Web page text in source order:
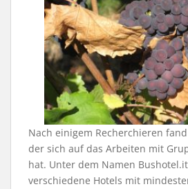
Nach einigem Recherchieren
der sich auf das Arbeiten mit
hat. Unter dem Namen
verschiedene Hotels mit